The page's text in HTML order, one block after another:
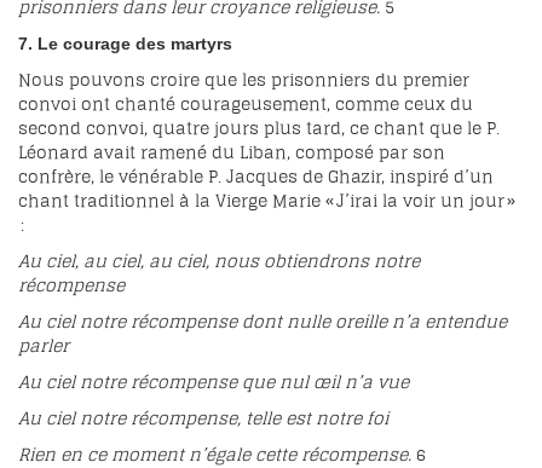
prisonniers dans leur croyance religieuse.5
7. Le courage des martyrs
Nous pouvons croire que les prisonniers du premier
convoi ont chanté courageusement, comme ceux du
second convoi, quatre jours plus tard, ce chant que le P.
Léonard avait ramené du Liban, composé par son
confrère, le vénérable P. Jacques de Ghazir, inspiré d’un
chant traditionnel à la Vierge Marie « J’irai la voir un jour »
:
Au ciel, au ciel, au ciel, nous obtiendrons notre
récompense
Au ciel notre récompense dont nulle oreille n’a entendue
parler
Au ciel notre récompense que nul œil n’a vue
Au ciel notre récompense, telle est notre foi
Rien en ce moment n’égale cette récompense.6